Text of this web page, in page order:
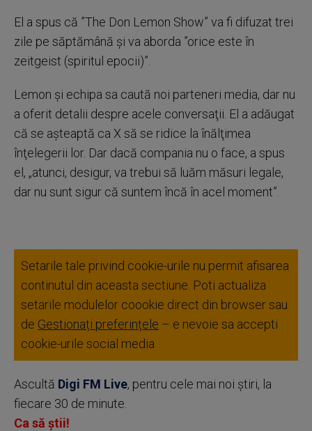
El a spus că ”The Don Lemon Show” va fi difuzat trei
zile pe săptămână şi va aborda ”orice este în
zeitgeist (spiritul epocii)”.
Lemon şi echipa sa caută noi parteneri media, dar nu
a oferit detalii despre acele conversaţii. El a adăugat
că se aşteaptă ca X să se ridice la înălţimea
înţelegerii lor. Dar dacă compania nu o face, a spus
el, „atunci, desigur, va trebui să luăm măsuri legale,
dar nu sunt sigur că suntem încă în acel moment”.
Setarile tale privind cookie-urile nu permit afisarea
continutul din aceasta sectiune. Poti actualiza
setarile modulelor coookie direct din browser sau
de Gestionați preferințele – e nevoie sa accepti
cookie-urile social media
Ascultă Digi FM Live, pentru cele mai noi știri, la
fiecare 30 de minute.
Ca să știi!